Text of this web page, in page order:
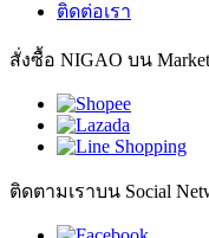
ติดต่อเรา
สั่งซื้อ NIGAO บน
ติดตามเราบน Social